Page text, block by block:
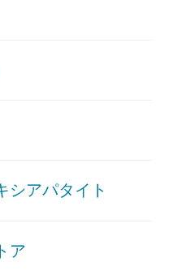
シアパタイト
ア